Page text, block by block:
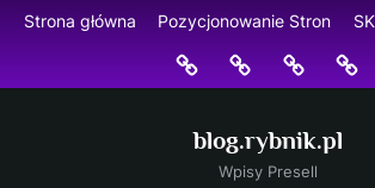
Skip
content
Strona główna Pozycjonowanie Stron
Strona
główna
Pozycjonowanie
Stron
SKLEP
SEO
BLOG
blog.rybnik.pl
Wpisy Presell